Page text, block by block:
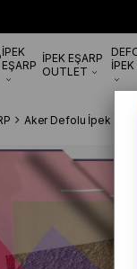
İPEK
EŞARP İPEK EŞARP
OUTLET
İPEK
Aker Defolu İpek Eşarp